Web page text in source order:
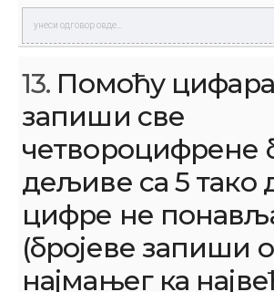
13. Помоћу цифара
запиши све
четвороцифрене
дељиве са 5 тако
цифре не
(бројеве запиши
најмањег ка